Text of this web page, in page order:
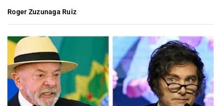
Roger Zuzunaga Ruiz